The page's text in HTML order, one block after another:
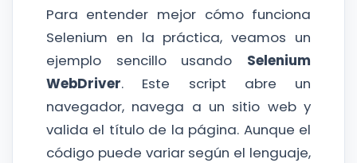
Para entender mejor cómo funciona
Selenium en la práctica, veamos un
ejemplo sencillo usando Selenium
WebDriver. Este script abre un
navegador, navega a un sitio web y
valida el título de la página. Aunque el
código puede variar según el lenguaje,